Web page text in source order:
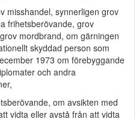
misshandel, synnerligen grov
frihetsberövande, grov
mordbrand, om gärningen
skyddad person som
1973 om förebyggande
och andra
om avsikten med
vidta eller avstå från att vidta